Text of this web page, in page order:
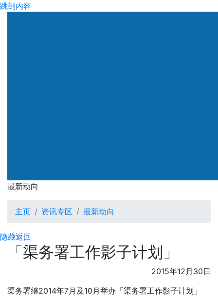
跳到内容
最新动向
最新动向
主页 资讯专区 最新动向
隐藏返回
「渠务署工作影子计划」
2015年12月30日
渠务署继2014年7月及10月举办「渠务署工作影子计划」